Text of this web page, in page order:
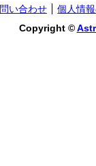
い合わせ
個人情
Copyright ©